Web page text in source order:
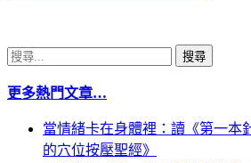
搜
關
更多熱門文章…
當情緒卡在身體裡：讀《第一本
的穴位按壓聖經》